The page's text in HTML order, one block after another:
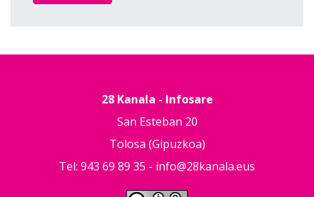
28 Kanala - Infosare
San Esteban 20
Tolosa (Gipuzkoa)
Tel: 943 69 89 35 - info@28kanala.eus